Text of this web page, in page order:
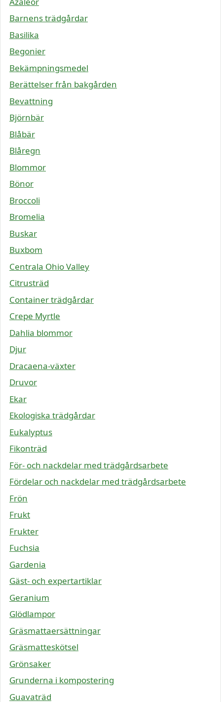
Barnens trädgårdar
Basilika
Begonier
Bekämpningsmedel
Berättelser från bakgården
Bevattning
Björnbär
Blåbär
Blåregn
Blommor
Bönor
Broccoli
Bromelia
Buskar
Buxbom
Centrala Ohio Valley
Citrusträd
Container trädgårdar
Crepe Myrtle
Dahlia blommor
Djur
Dracaena-växter
Druvor
Ekar
Ekologiska trädgårdar
Eukalyptus
Fikonträd
För- och nackdelar med trädgårdsarbete
Fördelar och nackdelar med trädgårdsarbete
Frön
Frukt
Frukter
Fuchsia
Gardenia
Gäst- och expertartiklar
Geranium
Glödlampor
Gräsmattaersättningar
Gräsmatteskötsel
Grönsaker
Grunderna i kompostering
Guavaträd